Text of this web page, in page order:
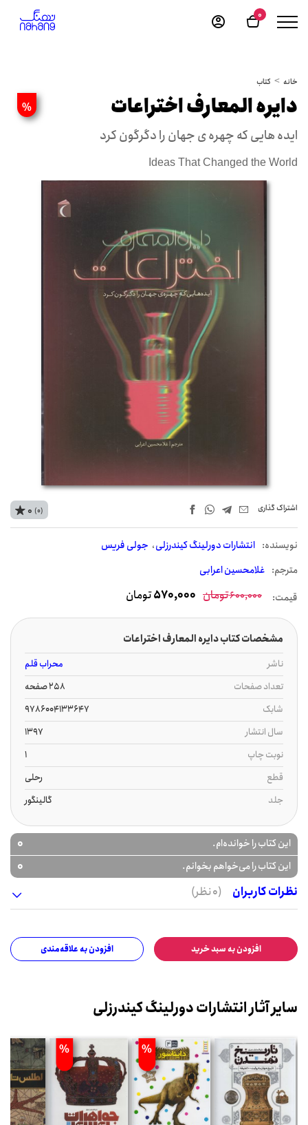
0
خانه کتاب
% دایره المعارف اختراعات
ایده هایی که چهره ی جهان را دگرگون کرد
Ideas That Changed the World
اشتراک‌ گذاری
نويسنده: انتشارات دورلینگ کیندرزلی جولی فریس
مترجم: غلامحسین اعرابی
0 (0)
قیمت: 600,000تومان 570,000تومان
مشخصات کتاب دایره المعارف اختراعات
ناشر
محراب قلم
تعداد صفحات
258 صفحه
شابک
9786004133647
سال انتشار
1397
نوبت چاپ
1
قطع
رحلی
جلد
گالینگور
این کتاب را خوانده‌ام. 0
این کتاب را می‌خواهم بخوانم.
0
نظرات کاربران
(0 نظر)
افزودن به سبد خرید افزودن به علاقه‌مندی
سایر آثار انتشارات دورلینگ کیندرزلی
%
%